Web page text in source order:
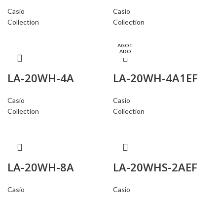
Casio
Collection
Casio
Collection
LA-20WH-4A
Casio
Collection
AGOT
ADO
LA-20WH-4A1EF
Casio
Collection
LA-20WH-8A
Casio
LA-20WHS-2AEF
Casio